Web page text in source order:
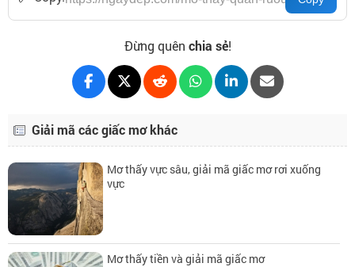
Đừng quên chia sẻ!
Giải mã các giấc mơ khác
Mơ thấy vực sâu, giải mã giấc mơ rơi xuống
vực
Mơ thấy tiền và giải mã giấc mơ